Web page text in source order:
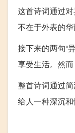
这首诗词通过
不在于外表的
接下来的两句“
享受生活。然
整首诗词通过
给人一种深沉